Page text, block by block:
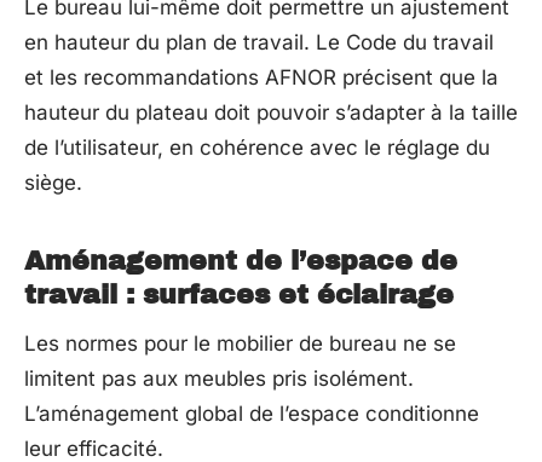
Le bureau lui-même doit permettre un ajustement
en hauteur du plan de travail. Le Code du travail
et les recommandations AFNOR précisent que la
hauteur du plateau doit pouvoir s’adapter à la taille
de l’utilisateur, en cohérence avec le réglage du
siège.
Aménagement de l’espace de
travail : surfaces et éclairage
Les normes pour le mobilier de bureau ne se
limitent pas aux meubles pris isolément.
L’aménagement global de l’espace conditionne
leur efficacité.